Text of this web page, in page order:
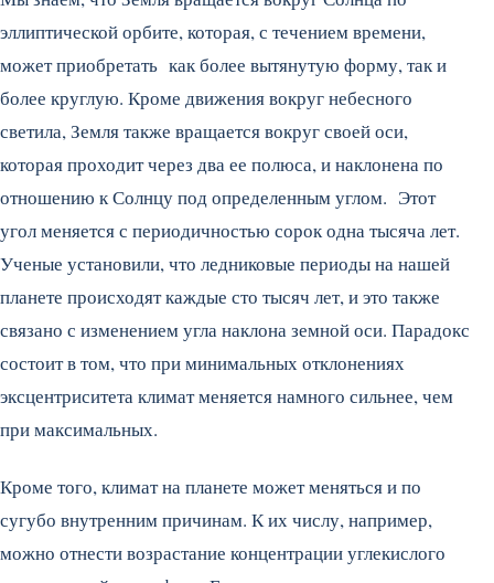
эллиптической орбите, которая, с течением времени,
может приобретать как более вытянутую форму, так и
более круглую. Кроме движения вокруг небесного
светила, Земля также вращается вокруг своей оси,
которая проходит через два ее полюса, и наклонена по
отношению к Солнцу под определенным углом. Этот
угол меняется с периодичностью сорок одна тысяча лет.
Ученые установили, что ледниковые периоды на нашей
планете происходят каждые сто тысяч лет, и это также
связано с изменением угла наклона земной оси. Парадокс
состоит в том, что при минимальных отклонениях
эксцентриситета климат меняется намного сильнее, чем
при максимальных.
Кроме того, климат на планете может меняться и по
сугубо внутренним причинам. К их числу, например,
можно отнести возрастание концентрации углекислого